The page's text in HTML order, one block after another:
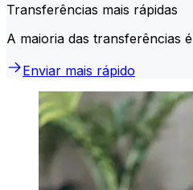
Transferências mais rápidas
A maioria das transferências é
Enviar mais rápido